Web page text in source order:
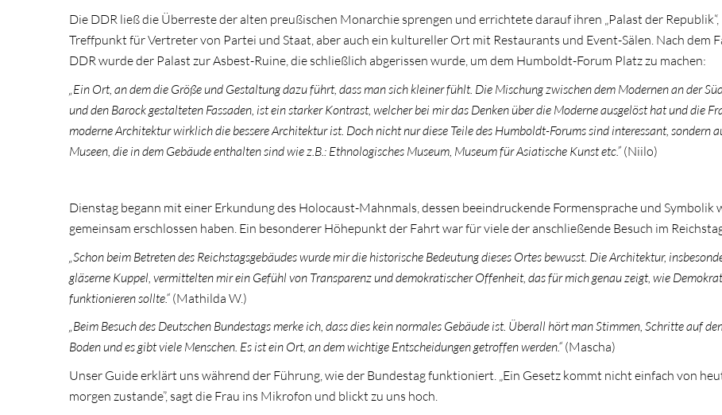
Die DDR ließ die Überreste der alten preußischen Monarchie sprengen und errichtete darauf ihren „Palast der Republik“,
Treffpunkt für Vertreter von Partei und Staat, aber auch ein kultureller Ort mit Restaurants und Event-Sälen. Nach dem
DDR wurde der Palast zur Asbest-Ruine, die schließlich abgerissen wurde, um dem Humboldt-Forum Platz zu machen:
„Ein Ort, an dem die Größe und Gestaltung dazu führt, dass man sich kleiner fühlt. Die Mischung zwischen dem Modernen an der
und den Barock gestalteten Fassaden, ist ein starker Kontrast, welcher bei mir das Denken über die Moderne ausgelöst hat und die
moderne Architektur wirklich die bessere Architektur ist. Doch nicht nur diese Teile des Humboldt-Forums sind interessant, sondern
Museen, die in dem Gebäude enthalten sind wie z.B.: Ethnologisches Museum, Museum für Asiatische Kunst etc.” (Niilo)
Dienstag begann mit einer Erkundung des Holocaust-Mahnmals, dessen beeindruckende Formensprache und Symbolik
gemeinsam erschlossen haben. Ein besonderer Höhepunkt der Fahrt war für viele der anschließende Besuch im
„Schon beim Betreten des Reichstagsgebäudes wurde mir die historische Bedeutung dieses Ortes bewusst. Die Architektur,
gläserne Kuppel, vermittelten mir ein Gefühl von Transparenz und demokratischer Offenheit, das für mich genau zeigt, wie
funktionieren sollte.“ (Mathilda W.)
„Beim Besuch des Deutschen Bundestags merke ich, dass dies kein normales Gebäude ist. Überall hört man Stimmen, Schritte auf
Boden und es gibt viele Menschen. Es ist ein Ort, an dem wichtige Entscheidungen getroffen werden.“ (Mascha)
Unser Guide erklärt uns während der Führung, wie der Bundestag funktioniert. „Ein Gesetz kommt nicht einfach von
morgen zustande”, sagt die Frau ins Mikrofon und blickt zu uns hoch.